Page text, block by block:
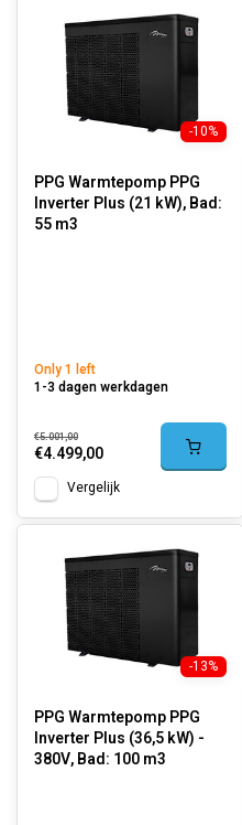
-10%
PPG Warmtepomp PPG
Inverter Plus (21 kW), Bad:
55 m3
Only 1 left
1-3 dagen werkdagen
€5.001,00
€4.499,00
Vergelijk
-13%
PPG Warmtepomp PPG
Inverter Plus (36,5 kW) -
380V, Bad: 100 m3